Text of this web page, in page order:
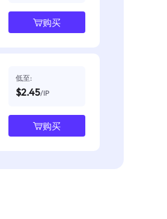
购买
低至:
$2.45/IP
购买